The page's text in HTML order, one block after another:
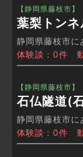
【静岡県藤枝市】
葉梨トン
静岡県藤枝市に
体験談：0件
【静岡県藤枝市】
石仏隧道(
静岡県藤枝市に
体験談：0件